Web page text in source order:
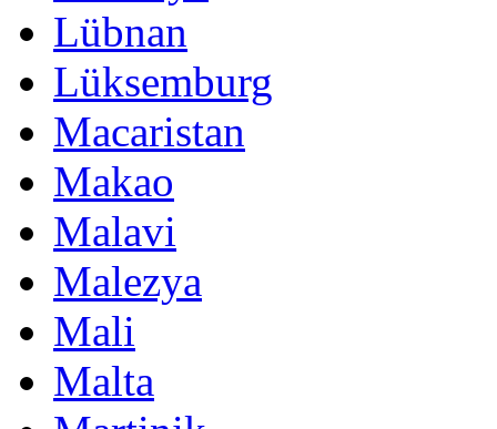
Lübnan
Lüksemburg
Macaristan
Makao
Malavi
Malezya
Mali
Malta